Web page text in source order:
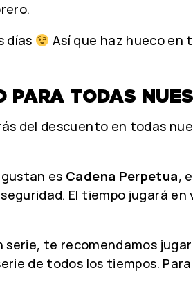
días
Así que haz hueco en
PARA TODAS
del descuento en todas
es Cadena Perpetua,
El tiempo jugará
serie, te recomendamos
de todos los tiempos.